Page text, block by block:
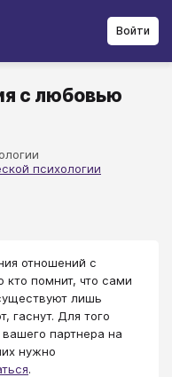
Войти
с любовью
психологии
отношений с
помнит, что сами
лишь
гаснут. Для того
партнера на
нужно
.